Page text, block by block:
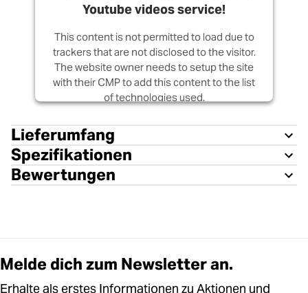
Youtube videos service!
This content is not permitted to load due to
trackers that are not disclosed to the visitor.
The website owner needs to setup the site
with their CMP to add this content to the list
of technologies used.
Powered byUsercentrics Consent
Management Platform
Lieferumfang
Spezifikationen
Bewertungen
Melde dich zum Newsletter an.
Erhalte als erstes Informationen zu Aktionen und